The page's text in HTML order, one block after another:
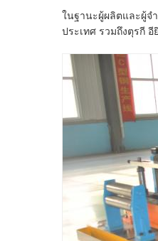
ในฐานะผู้ผลิตและผู้จ
ประเทศ รวมถึงตุรกี